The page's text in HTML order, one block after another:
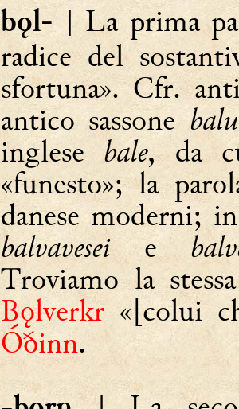
bǫl-| La prima
radice del
sfortuna». Cfr.
antico sassonebalu
inglesebale, da
«funesto»; la
danese moderni;
balvaveseie
Troviamo la
Bǫlverkr «[colui
Óðinn.